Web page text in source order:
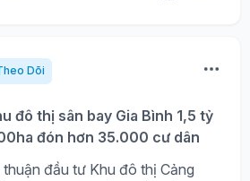
Dõi
đô thị sân bay Gia Bình 1,5 tỷ
đón hơn 35.000 cư dân
đầu tư Khu đô thị Cảng